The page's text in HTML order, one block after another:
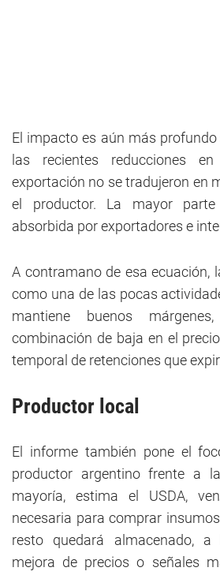
El impacto es aún más
las recientes reducciones
exportación no se tradujeron en
el productor. La mayor
absorbida por exportadores e
A contramano de esa ecuación,
como una de las pocas
mantiene buenos
combinación de baja en el
temporal de retenciones que
Productor local
El informe también pone el
productor argentino frente a
mayoría, estima el USDA,
necesaria para comprar
resto quedará almacenado,
mejora de precios o señales